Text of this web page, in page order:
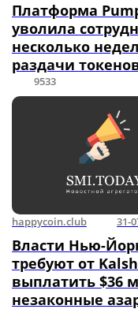
Платформа
уволила
несколько
раздачи
9533
happycoin.club 31-
Власти Нью-
требуют от
выплатить $36
незаконные